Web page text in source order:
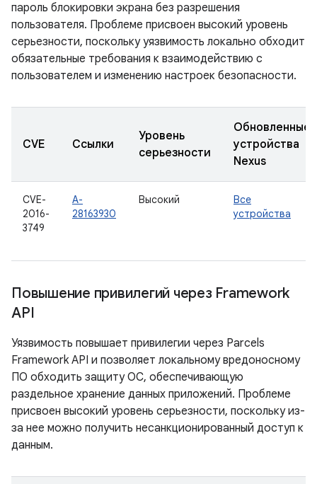
пароль блокировки экрана без разрешения
пользователя. Проблеме присвоен высокий уровень
серьезности, поскольку уязвимость локально обходит
обязательные требования к взаимодействию с
пользователем и изменению настроек безопасности.
CVE Ссылки
Уровень
серьезности
Обновленные
устройства
Nexus
CVE-
2016-
3749
A-
28163930
Высокий
Все
устройства
Повышение привилегий через Framework
API
Уязвимость повышает привилегии через Parcels
Framework API и позволяет локальному вредоносному
ПО обходить защиту ОС, обеспечивающую
раздельное хранение данных приложений. Проблеме
присвоен высокий уровень серьезности, поскольку из-
за нее можно получить несанкционированный доступ к
данным.